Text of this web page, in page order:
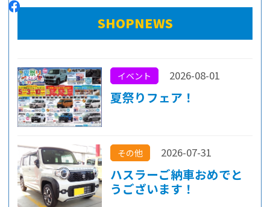
SHOPNEWS
イベント 2026-08-01
夏祭りフェア！
その他 2026-07-31
ハスラーご納車おめでと
うございます！